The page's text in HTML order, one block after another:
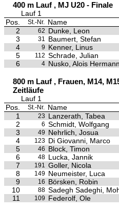
400 m Lauf , MJ U20 - Finale
Lauf 1
Pos.
St.-Nr. Name
2
62 Dunke, Leon
3
31 Baumert, Stefan
4
9 Kenner, Linus
5
112 Schrade, Julian
6
4 Nusko, Alois Hermann
800 m Lauf , Frauen, M14,
Zeitläufe
Lauf 1
Pos.
St.-Nr. Name
1
23 Lanzerath, Tabea
2
6 Schmidt, Wolfgang
3
49 Nehrlich, Josua
4
123 Di Giovanni, Marco
5
46 Block, Timon
6
48 Lucka, Jannik
7
191 Goller, Nicola
8
149 Neumeister, Luca
9
16 Börsken, Robin
10
88 Sadegh Sadeghi,
11
109 Federolf, Ole